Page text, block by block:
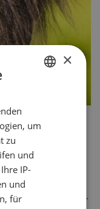
wird heute mehr
die Basis einer...
×
um
zu
und
IP-
und
für